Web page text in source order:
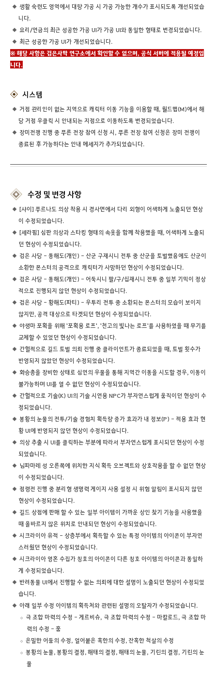
생활 숙련도 영역에서 대량 가공 시 가공 가능한 개수가 표시되도록 개선되었습
니다.
요리/연금의 최근 성공한 가공 UI가 가공 UI와 동일한 형태로 변경되었습니다.
최근 성공한 가공 UI가 개선되었습니다.
※ 해당 사항은 검은사막 연구소에서 확인할 수 없으며, 공식 서버에 적용될 예정입
니다.
시스템
거점 관리인이 없는 지역으로 캐릭터 이동 기능을 이용할 때, 월드맵(M)에서 해
당 거점 우클릭 시 안내되는 지점으로 이동하도록 변경되었습니다.
장미전쟁 진행 중 푸른 전장 참여 신청 시, 푸른 전장 참여 신청은 장미 전쟁이
종료된 후 가능하다는 안내 메세지가 추가되었습니다.
수정 및 변경 사항
[샤이] 푸르나도 의상 착용 시 경사면에서 다리 외형이 어색하게 노출되던 현상
이 수정되었습니다.
[세라핌] 심판 의상과 스타킹 형태의 속옷을 함께 착용했을 때, 어색하게 노출되
던 현상이 수정되었습니다.
검은 사당 - 동해도(개인) - 산군 구재시니 전투 중 산군을 토벌했음에도 산군이
소환한 몬스터의 공격으로 캐릭터가 사망하던 현상이 수정되었습니다.
검은 사당 - 동해도(개인) - 어둑시니 팔/구/십재시니 전투 중 일부 기믹이 정상
적으로 진행되지 않던 현상이 수정되었습니다.
검은 사당 - 황해도(파티) - 우투리 전투 중 소환되는 몬스터의 모습이 보이지
않지만, 공격 대상으로 타겟되던 현상이 수정되었습니다.
야생마 포획을 위해 '포획용 로프', '천고의 빛나는 로프'를 사용하였을 때 무기를
교체할 수 있었던 현상이 수정되었습니다.
간헐적으로 길드 토벌 의뢰 진행 중 클라이언트가 종료되었을 때, 토벌 횟수가
반영되지 않았던 현상이 수정되었습니다.
화승총을 장비한 상태로 심연의 우물을 통해 지역간 이동을 시도할 경우, 이동이
불가능하며 UI를 열 수 없던 현상이 수정되었습니다.
간헐적으로 기술(K) UI의 기술 시연용 NPC가 부자연스럽게 움직이던 현상이 수
정되었습니다.
봉황의 눈물의 전투/기술 경험치 획득량 증가 효과가 내 정보(P) - 적용 효과 현
황 UI에 반영되지 않던 현상이 수정되었습니다.
의상 추출 시 UI를 클릭하는 부분에 따라서 부자연스럽게 표시되던 현상이 수정
되었습니다.
님파마레 성 오른쪽에 위치한 지식 획득 오브젝트와 상호작용을 할 수 없던 현상
이 수정되었습니다.
점령전 진행 중 분리형 생명력 게이지 사용 설정 시 위험 알림이 표시되지 않던
현상이 수정되었습니다.
길드 상점에 판매 할 수 있는 일부 아이템이 가까운 상인 찾기 기능을 사용했을
때 올바르지 않은 위치로 안내되던 현상이 수정되었습니다.
시크라이아 유적 - 상층부에서 획득할 수 있는 특정 아이템의 아이콘이 부자연
스러웠던 현상이 수정되었습니다.
시크라이아 영혼 수집가 칭호의 아이콘이 다른 칭호 아이템의 아이콘과 동일하
게 수정되었습니다.
반려동물 UI에서 진행할 수 없는 의뢰에 대한 설명이 노출되던 현상이 수정되었
습니다.
아래 일부 수정 아이템의 획득처와 관련된 설명의 오탈자가 수정되었습니다.
극 조합 마력의 수정 - 게르비슈, 극 조합 마력의 수정 - 마칼로드, 극조합 마
력의 수정 - 훔
은밀한 어둠의 수정, 얼어붙은 혹한의 수정,잔혹한 척살의 수정
봉황의 눈물,봉황의 결정,해태의 결정,해태의 눈물, 기린의 결정, 기린의 눈
물